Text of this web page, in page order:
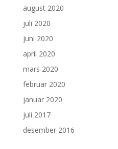
august 2020
juli 2020
juni 2020
april 2020
mars 2020
februar 2020
januar 2020
juli 2017
desember 2016